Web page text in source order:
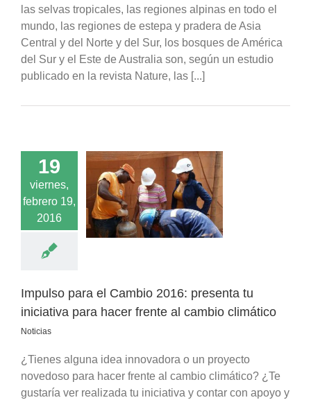
las selvas tropicales, las regiones alpinas en todo el
mundo, las regiones de estepa y pradera de Asia
Central y del Norte y del Sur, los bosques de América
del Sur y el Este de Australia son, según un estudio
publicado en la revista Nature, las [...]
19
viernes,
febrero 19,
2016
para el Cambio
tu iniciativa
climático
Impulso para el Cambio 2016: presenta tu
iniciativa para hacer frente al cambio climático
Noticias
¿Tienes alguna idea innovadora o un proyecto
novedoso para hacer frente al cambio climático? ¿Te
gustaría ver realizada tu iniciativa y contar con apoyo y